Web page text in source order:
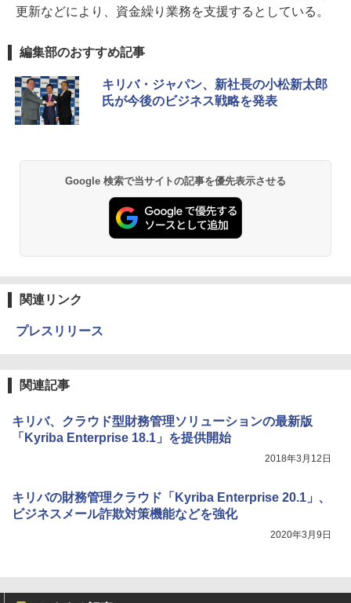
更新などにより、資金繰り業務を支援するとしている。
編集部のおすすめ記事
キリバ・ジャパン、新社長の小松新太郎
氏が今後のビジネス戦略を発表
Google 検索で当サイトの記事を優先表示させる
関連リンク
プレスリリース
関連記事
キリバ、クラウド型財務管理ソリューションの最新版
「Kyriba Enterprise 18.1」を提供開始
2018年3月12日
キリバの財務管理クラウド「Kyriba Enterprise 20.1」、
ビジネスメール詐欺対策機能などを強化
2020年3月9日